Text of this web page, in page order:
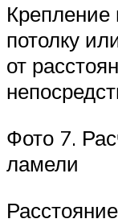
потолку
от
Фото 7.
ламели